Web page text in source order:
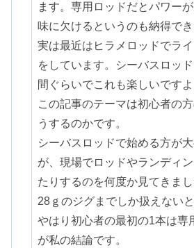
ます。専用ロッドだとパワー
味に欠けるというのも納得でき
実は最近はヒラメロッドでラ
をしています。シーバスロッ
間ぐらいでこれも楽しいですよ
この記事のテーマは初心者の
うするのかです。
シーバスロッドで始める方が
が、現場でロッドやランディ
たりするのを何度か見てきま
28ｇのジグまでしか扱えない
やはり初心者の最初の1本は専
が私の結論です。